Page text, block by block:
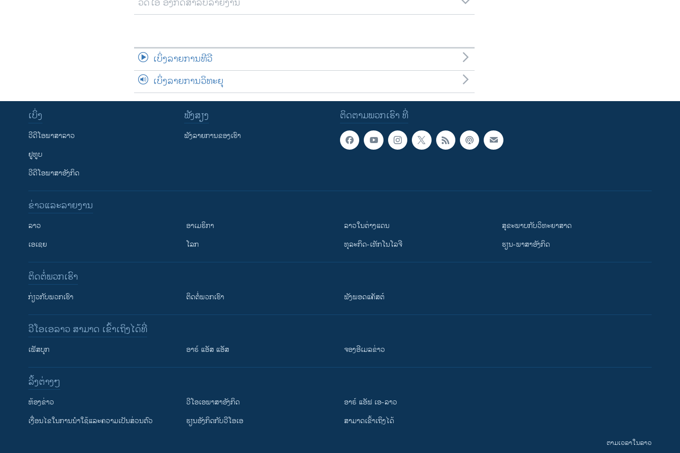
ຕິດຕາມພວກເຮົາ ທີ່
ເບິ່ງລາຍການທີວີ
ເບິ່ງລາຍການວິທະຍຸ
ຕິດຕາມພວກເຮົາ ທີ່
ເບິ່ງ
ວີດີໂອພາສາລາວ
ຢູທູບ
ວີດີໂອພາສາອັງກິດ
ຟັງສຽງ
ຟັງລາຍການຂອງເຮົາ
ຂ່າວແລະລາຍງານ
ລາວ
ເອເຊຍ
ອາເມຣິກາ
ໂລກ
ລາວໃນຕ່າງແດນ
ທຸລະກິດ-ເທັກໂນໂລຈີ
ສຸຂະພາບກັບວິທະຍາສາດ
ຮຽນ-ພາສາອັງກິດ
ຕິດຕໍ່ພວກເຮົາ
ກ່ຽວກັບພວກເຮົາ ຕິດຕໍ່ພວກເຮົາ ຟັງພອດແຄັສຕ໌
ວີໂອເອລາວ ສາມາດ ເຂົ້າເຖິງໄດ້ທີ່
ເຟັສບຸກ ອາຣ໌ ແອັສ ແອັສ ຈອງອີເມລຂ່າວ
​ລິ້ງ​ຕ່າງໆ
​ຫ້ອງ​ຂ່າວ
​ເງື່ອນ​ໄຂ​ໃນ​ການ​ນຳ​ໃຊ້​ແລະຄວາມ​ເປັນ​ສ່​ວນ​ຕົວ
ວີ​ໂອ​ເອ​ພາ​ສາ​ອັງ​ກິດ
​ຮຽນ​ອັງ​ກິດ​ກັບ​ວີ​ໂອ​ເອ
ອາຣ໌ ແອັຟ ເອ-ລາວ
ສາມາດເຂົ້າເຖິງໄດ້
ຕາມເວລາໃນລາວ